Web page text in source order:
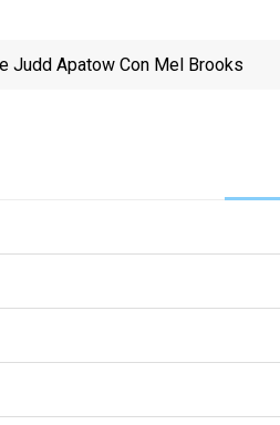
Judd Apatow Con Mel Brooks